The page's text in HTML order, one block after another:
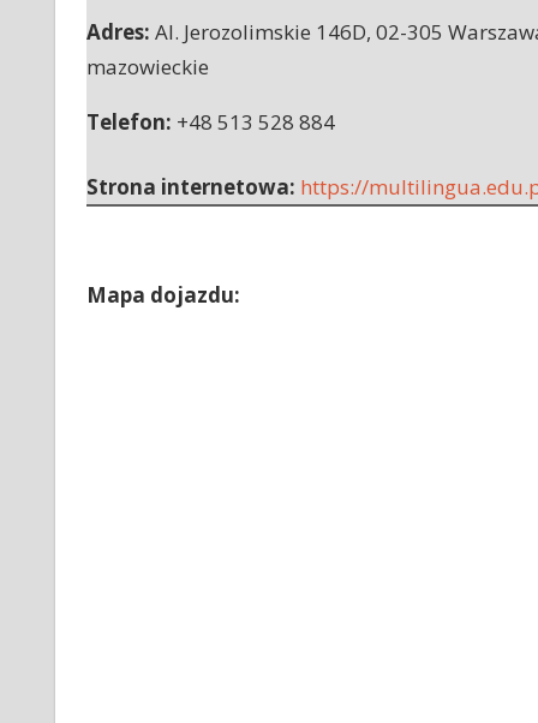
Adres: Al. Jerozolimskie 146D, 02-305
mazowieckie
Telefon: +48 513 528 884
Strona internetowa: https://
Mapa dojazdu: